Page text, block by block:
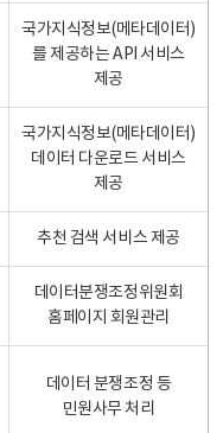
국가지식정보(메타데이터)
를 제공하는 API 서비스
제공
국가지식정보(메타데이터)
데이터 다운로드 서비스
제공
추천 검색 서비스 제공
데이터분쟁조정위원회
홈페이지 회원관리
데이터 분쟁조정 등
민원사무 처리